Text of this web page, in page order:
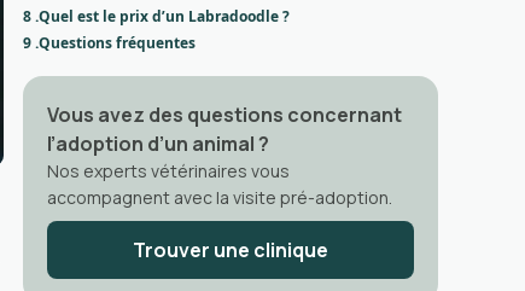
8 .Quel est le prix d’un Labradoodle ?
9 .Questions fréquentes
Vous avez des questions concernant
l’adoption d’un animal ?
Nos experts vétérinaires vous
accompagnent avec la visite pré-adoption.
Trouver une clinique